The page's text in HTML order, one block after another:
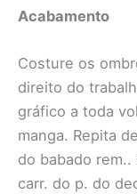
Acabamento
Costure os
direito do
gráfico a toda
manga. Repita
do babado
carr. do p. do